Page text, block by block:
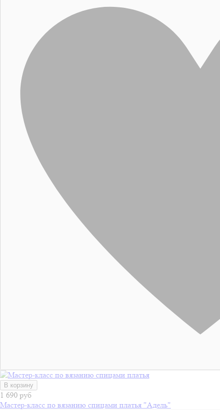
В корзину
1 690 руб
Мастер-класс по вязанию спицами платья "Адель"